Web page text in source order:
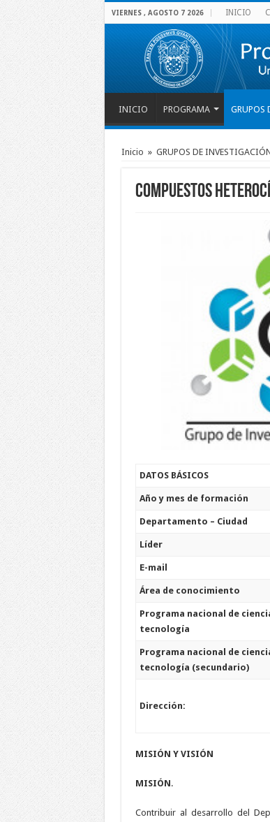
VIERNES , AGOSTO 7 2026 INICIO
INICIO PROGRAMA GRUPOS
Inicio » GRUPOS DE
Compuestos
DATOS BÁSICOS
Año y mes de formación
Departamento – Ciudad
Líder
E-mail
Área de conocimiento
Programa nacional de
tecnología
Programa nacional de
tecnología (secundario)
Dirección:
MISIÓN Y VISIÓN
MISIÓN.
Contribuir al desarrollo del